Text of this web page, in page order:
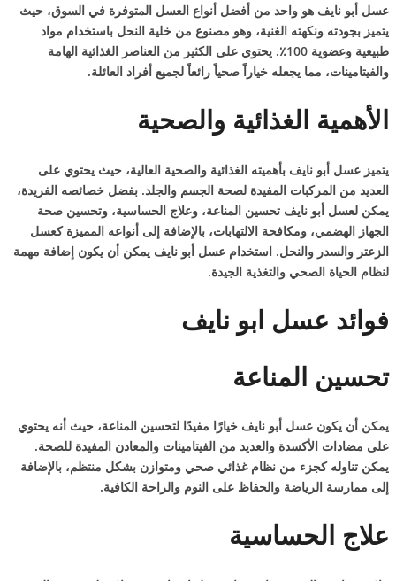
عسل أبو نايف هو واحد من أفضل أنواع العسل المتوفرة في السوق، حيث
يتميز بجودته ونكهته الغنية، وهو مصنوع من خلية النحل باستخدام مواد
طبيعية وعضوية 100٪. يحتوي على الكثير من العناصر الغذائية الهامة
والفيتامينات، مما يجعله خياراً صحياً رائعاً لجميع أفراد العائلة.
الأهمية الغذائية والصحية
يتميز عسل أبو نايف بأهميته الغذائية والصحية العالية، حيث يحتوي على
العديد من المركبات المفيدة لصحة الجسم والجلد. بفضل خصائصه الفريدة،
يمكن لعسل أبو نايف تحسين المناعة، وعلاج الحساسية، وتحسين صحة
الجهاز الهضمي، ومكافحة الالتهابات، بالإضافة إلى أنواعه المميزة كعسل
الزعتر والسدر والنحل. استخدام عسل أبو نايف يمكن أن يكون إضافة مهمة
لنظام الحياة الصحي والتغذية الجيدة.
فوائد عسل ابو نايف
تحسين المناعة
يمكن أن يكون عسل أبو نايف خيارًا مفيدًا لتحسين المناعة، حيث أنه يحتوي
على مضادات الأكسدة والعديد من الفيتامينات والمعادن المفيدة للصحة.
يمكن تناوله كجزء من نظام غذائي صحي ومتوازن بشكل منتظم، بالإضافة
إلى ممارسة الرياضة والحفاظ على النوم والراحة الكافية.
علاج الحساسية